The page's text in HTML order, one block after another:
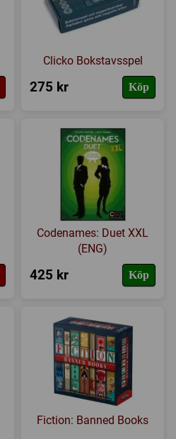
Clicko Bokstavsspel
275 kr Köp
Codenames: Duet XXL
(ENG)
425 kr Köp
Fiction: Banned Books